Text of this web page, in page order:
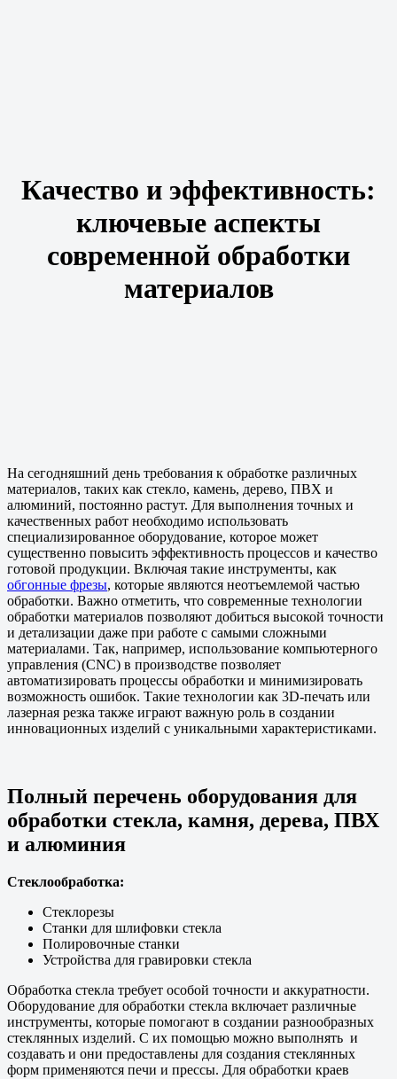
Качество и эффективность:
ключевые аспекты
современной обработки
материалов
На сегодняшний день требования к обработке различных
материалов, таких как стекло, камень, дерево, ПВХ и
алюминий, постоянно растут. Для выполнения точных и
качественных работ необходимо использовать
специализированное оборудование, которое может
существенно повысить эффективность процессов и качество
готовой продукции. Включая такие инструменты, как
обгонные фрезы, которые являются неотъемлемой частью
обработки. Важно отметить, что современные технологии
обработки материалов позволяют добиться высокой точности
и детализации даже при работе с самыми сложными
материалами. Так, например, использование компьютерного
управления (CNC) в производстве позволяет
автоматизировать процессы обработки и минимизировать
возможность ошибок. Такие технологии как 3D-печать или
лазерная резка также играют важную роль в создании
инновационных изделий с уникальными характеристиками.
Полный перечень оборудования для
обработки стекла, камня, дерева, ПВХ
и алюминия
Стеклообработка:
Стеклорезы
Станки для шлифовки стекла
Полировочные станки
Устройства для гравировки стекла
Обработка стекла требует особой точности и аккуратности.
Оборудование для обработки стекла включает различные
инструменты, которые помогают в создании разнообразных
стеклянных изделий. С их помощью можно выполнять и
создавать и они предоставлены для создания стеклянных
форм применяются печи и прессы. Для обработки краев